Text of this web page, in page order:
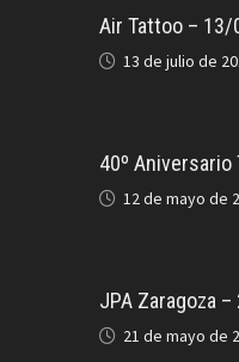
Air Tattoo –
13 de julio de
40º
12 de mayo de
JPA Zaragoza
21 de mayo de